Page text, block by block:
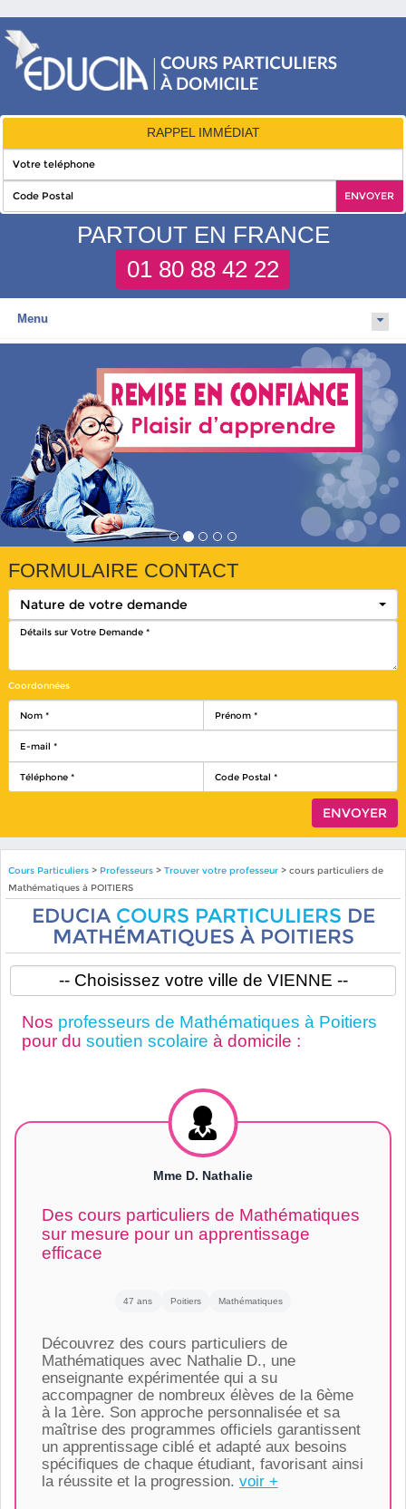
RAPPEL IMMÉDIAT
PARTOUT EN FRANCE
01 80 88 42 22
Menu
FORMULAIRE CONTACT
Nature de votre demande
Coordonnées
Cours Particuliers> Professeurs > Trouver votre professeur> cours particuliers de
Mathématiques à POITIERS
EDUCIA COURS PARTICULIERS DE
MATHÉMATIQUES À POITIERS
Nos professeurs de Mathématiques à Poitiers
pour du soutien scolaire à domicile :
Mme D. Nathalie
Des cours particuliers de Mathématiques
sur mesure pour un apprentissage
efficace
47 ans Poitiers Mathématiques
Découvrez des cours particuliers de
Mathématiques avec Nathalie D., une
enseignante expérimentée qui a su
accompagner de nombreux élèves de la 6ème
à la 1ère. Son approche personnalisée et sa
maîtrise des programmes officiels garantissent
un apprentissage ciblé et adapté aux besoins
spécifiques de chaque étudiant, favorisant ainsi
la réussite et la progression. voir +